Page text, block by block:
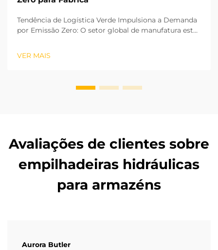
Tendência de Logística Verde Impulsiona a Demanda
por Emissão Zero: O setor global de manufatura está
processos logísticos remanescentes nas fábricas são
VER MAIS
Avaliações de clientes sobre
empilhadeiras hidráulicas
para armazéns
Aurora Butler